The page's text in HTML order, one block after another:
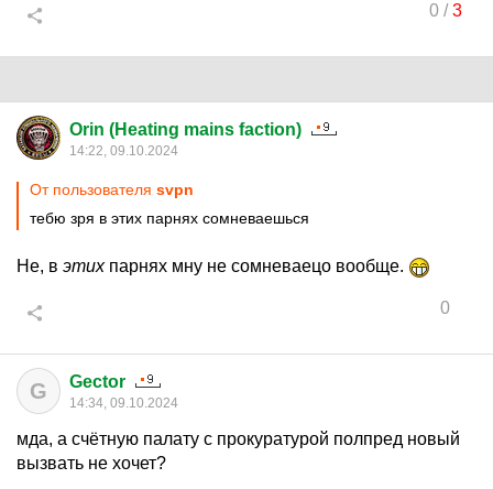
0/3
Orin (Heating mains faction)
14:22, 09.10.2024
От пользователя svpn
тебю зря в этих парнях сомневаешься
Не, в этихпарнях мну не сомневаецо вообще.
0
G Gector
14:34, 09.10.2024
мда, а счётную палату с прокуратурой полпред новый
вызвать не хочет?